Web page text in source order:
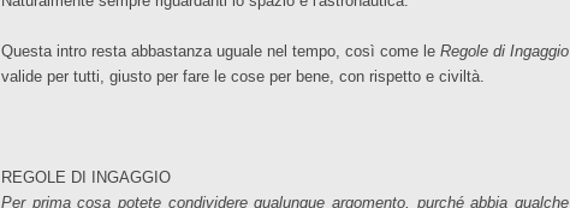
Questa intro resta abbastanza uguale nel tempo, così come le Regole di Ingaggio
valide per tutti, giusto per fare le cose per bene, con rispetto e civiltà.
REGOLE DI INGAGGIO
Per prima cosa potete condividere qualunque argomento, purché abbia qualche